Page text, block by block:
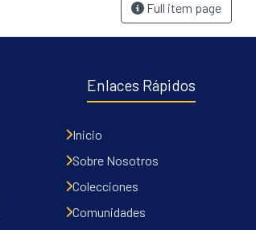
Full item page
Enlaces Rápidos
Inicio
Sobre Nosotros
Colecciones
Comunidades